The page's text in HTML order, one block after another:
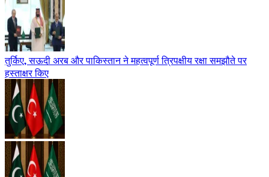
तुर्किए, सऊदी अरब और पाकिस्तान ने महत्वपूर्ण त्रिपक्षीय रक्षा समझौते पर
हस्ताक्षर किए